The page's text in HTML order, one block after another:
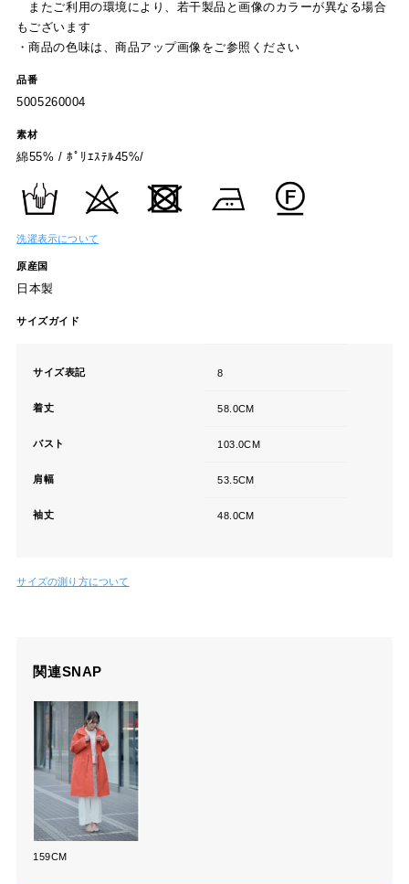
またご利用の環境により、若干製品と画像のカラーが異なる場合
もございます
・商品の色味は、商品アップ画像をご参照ください
品番
5005260004
素材
綿55% / ﾎﾟﾘｴｽﾃﾙ45%/
洗濯表示について
原産国
日本製
サイズガイド
サイズ表記 8
着丈 58.0CM
バスト 103.0CM
肩幅 53.5CM
袖丈 48.0CM
サイズの測り方について
関連SNAP
159CM